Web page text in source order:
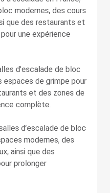
modernes, des cours
que des restaurants et
une expérience
d’escalade de bloc
espaces de grimpe pour
et des zones de
complète.
d’escalade de bloc
modernes, des
ainsi que des
prolonger